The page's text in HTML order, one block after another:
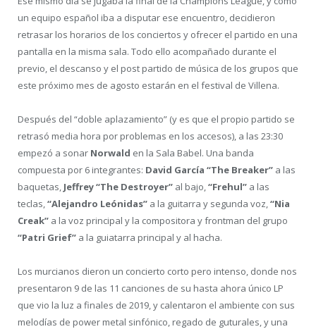
un equipo español iba a disputar ese encuentro, decidieron
retrasar los horarios de los conciertos y ofrecer el partido en una
pantalla en la misma sala. Todo ello acompañado durante el
previo, el descanso y el post partido de música de los grupos que
este próximo mes de agosto estarán en el festival de Villena.
Después del “doble aplazamiento” (y es que el propio partido se
retrasó media hora por problemas en los accesos), a las 23:30
empezó a sonar Norwald en la Sala Babel. Una banda
compuesta por 6 integrantes: David García “The Breaker” a las
baquetas, Jeffrey “The Destroyer” al bajo,“Frehul” a las
teclas,“Alejandro Leónidas” a la guitarra y segunda voz,“Nia
Creak” a la voz principal y la compositora y frontman del grupo
“Patri Grief” a la guiatarra principal y al hacha.
Los murcianos dieron un concierto corto pero intenso, donde nos
presentaron 9 de las 11 canciones de su hasta ahora único LP
que vio la luz a finales de 2019, y calentaron el ambiente con sus
melodías de power metal sinfónico, regado de guturales, y una